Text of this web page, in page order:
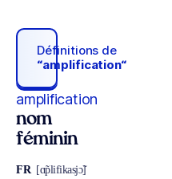
Définitions de
“amplification“
amplification
nom
féminin
FR [ɑ̃plifikasjɔ̃]